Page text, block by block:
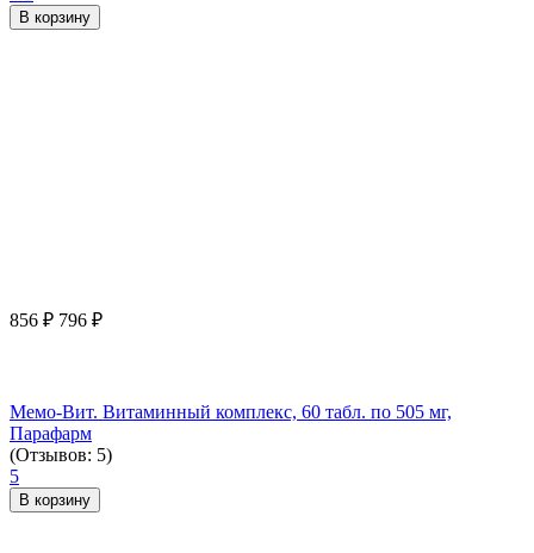
В корзину
856 ₽ 796 ₽
Мемо-Вит. Витаминный комплекс, 60 табл. по 505 мг,
Парафарм
(Отзывов: 5)
5
В корзину